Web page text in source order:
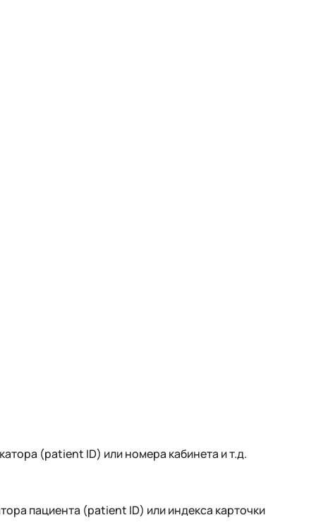
(patient ID) или номера кабинета и т.д.
пациента (patient ID) или индекса карточки